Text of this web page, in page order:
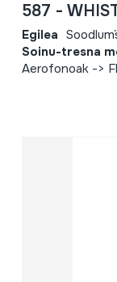
587 -
Egilea
Soinu-tresna
Aerofonoak ->